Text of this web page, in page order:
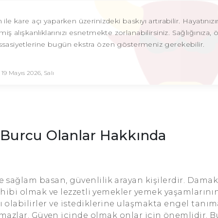
kare açı yaparken üzerinizdeki baskıyı artırabilir.
esnetmekte zorlanabilirsiniz. Sağlığınıza,
bugün ekstra özen göstermeniz gerekebilir.
19 Mayıs 2026, Salı
Olanlar Hakkında
sağlam basan, güvenlilik arayan kişilerdir.
olmak ve lezzetli yemekler yemek
ve istediklerine ulaşmakta engel
Güven içinde olmak onlar için önemlidir.